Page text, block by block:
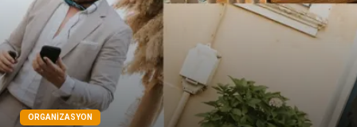
ORGANIZASYON